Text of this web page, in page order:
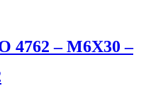
4762 – M6X30 –